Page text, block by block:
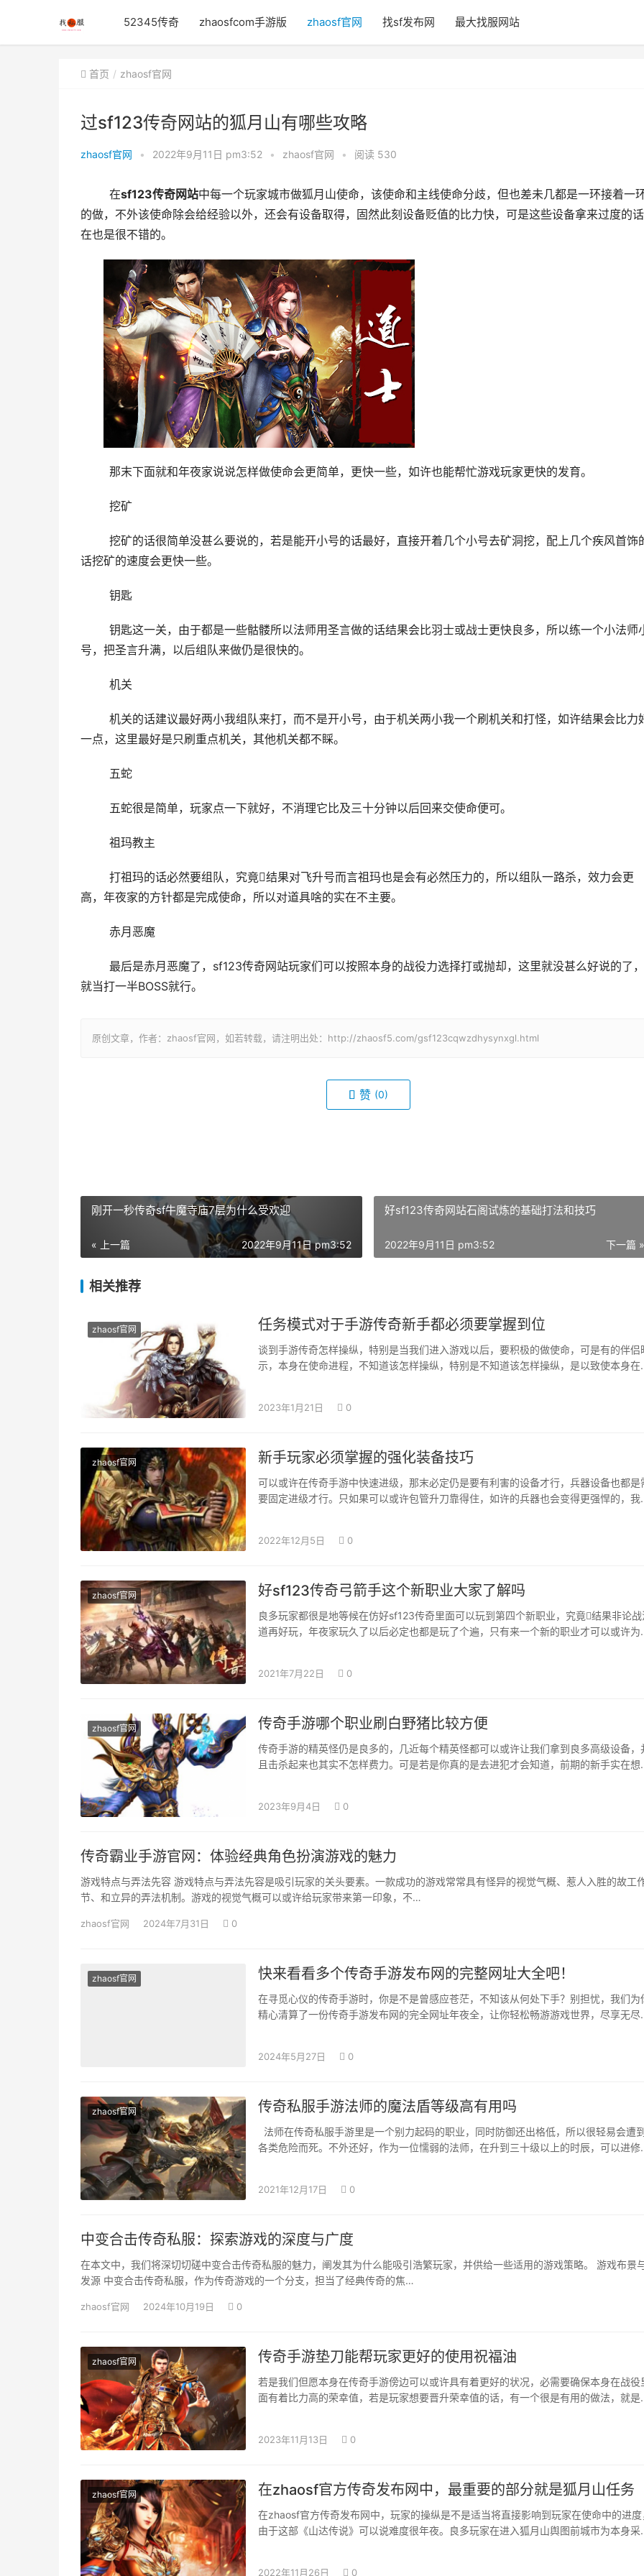
52345传奇 zhaosfcom手游版 zhaosf官网 找sf发布网 最大找服网站
首页 zhaosf官网
过sf123传奇网站的狐月山有哪些攻略
zhaosf官网 • 2022年9月11日 pm3:52 • zhaosf官网 • 阅读 530
	在
sf123传奇网站中每一个玩家城市做狐月山使命，该使命和主线使命分歧，但也差未几都是一环接着一
的做，不外该使命除会给经验以外，还会有设备取得，固然此刻设备贬值的比力快，可是这些设备拿来过度的
在也是很不错的。
	那末下面就和年夜家说说怎样做使命会更简单，更快一些，如许也能帮忙游戏玩家更快的发育。
	挖矿
话挖矿的速度会更快一些。
	钥匙
号，把圣言升满，以后组队来做仍是很快的。
	机关
一点，这里最好是只刷重点机关，其他机关都不睬。
	五蛇
	五蛇很是简单，玩家点一下就好，不消理它比及三十分钟以后回来交使命便可。
	祖玛教主
高，年夜家的方针都是完成使命，所以对道具啥的实在不主要。
	赤月恶魔
就当打一半BOSS就行。
原创文章，作者：zhaosf官网，如若转载，请注明出处：http://zhaosf5.com/gsf123cqwzdhysynxgl.html
赞 (0)
刚开一秒传奇sf牛魔寺庙7层为什么受欢迎
« 上一篇 2022年9月11日 pm3:52
好sf123传奇网站石阁试炼的基础打法和技巧
下一篇 »
2022年9月11日 pm3:52
相关推荐
zhaosf官网 任务模式对于手游传奇新手都必须要掌握到位
谈到手游传奇怎样操纵，特别是当我们进入游戏以后，要积极的做使命，可是有的伴侣
示，本身在使命进程，不知道该怎样操纵，特别是不知道该怎样操纵，是以致使本身在
2023年1月21日 0
zhaosf官网 新手玩家必须掌握的强化装备技巧
可以或许在传奇手游中快速进级，那末必定仍是要有利害的设备才行，兵器设备也都是
要固定进级才行。只如果可以或许包管升刀靠得住，如许的兵器也会变得更强悍的，我
2022年12月5日 0
zhaosf官网 好sf123传奇弓箭手这个新职业大家了解吗
良多玩家都很是地等候在仿好sf123传奇里面可以玩到第四个新职业，究竟结果非论战
道再好玩，年夜家玩久了以后必定也都是玩了个遍，只有来一个新的职业才可以或许为
2021年7月22日 0
zhaosf官网 传奇手游哪个职业刷白野猪比较方便
传奇手游的精英怪仍是良多的，几近每个精英怪都可以或许让我们拿到良多高级设备，
且击杀起来也其实不怎样费力。可是若是你真的是去进犯才会知道，前期的新手实在想
2023年9月4日 0
传奇霸业手游官网：体验经典角色扮演游戏的魅力
游戏特点与弄法先容 游戏特点与弄法先容是吸引玩家的关头要素。一款成功的游戏常常具有怪异的视觉气概、惹人入胜的故工
节、和立异的弄法机制。游戏的视觉气概可以或许给玩家带来第一印象，不…
zhaosf官网 2024年7月31日 0
zhaosf官网 快来看看多个传奇手游发布网的完整网址大全吧！
在寻觅心仪的传奇手游时，你是不是曾感应苍茫，不知该从何处下手？别担忧，我们为
精心清算了一份传奇手游发布网的完全网址年夜全，让你轻松畅游游戏世界，尽享无尽
2024年5月27日 0
zhaosf官网 传奇私服手游法师的魔法盾等级高有用吗
法师在传奇私服手游里是一个别力起码的职业，同时防御还出格低，所以很轻易会遭
各类危险而死。不外还好，作为一位懦弱的法师，在升到三十级以上的时辰，可以进修
2021年12月17日 0
中变合击传奇私服：探索游戏的深度与广度
在本文中，我们将深切切磋中变合击传奇私服的魅力，阐发其为什么能吸引浩繁玩家，并供给一些适用的游戏策略。 游戏布景
发源 中变合击传奇私服，作为传奇游戏的一个分支，担当了经典传奇的焦…
zhaosf官网 2024年10月19日 0
zhaosf官网 传奇手游垫刀能帮玩家更好的使用祝福油
若是我们但愿本身在传奇手游傍边可以或许具有着更好的状况，必需要确保本身在战役
面有着比力高的荣幸值，若是玩家想要晋升荣幸值的话，有一个很是有用的做法，就是
2023年11月13日 0
zhaosf官网 在zhaosf官方传奇发布网中，最重要的部分就是狐月山任务
在zhaosf官方传奇发布网中，玩家的操纵是不是适当将直接影响到玩家在使命中的进度
由于这部《山达传说》可以说难度很年夜。良多玩家在进入狐月山舆图前城市为本身采
2022年11月26日 0